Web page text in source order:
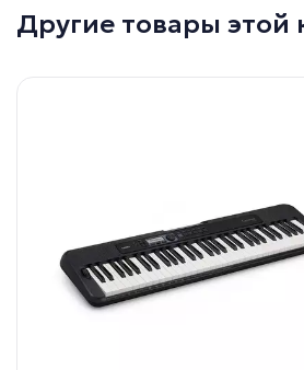
Другие товары этой